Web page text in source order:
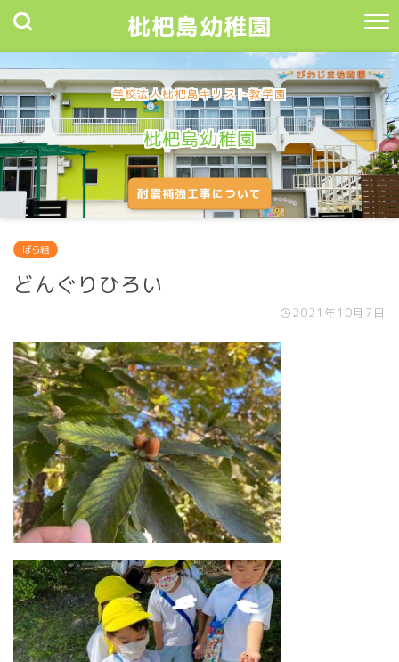
枇杷島幼稚園
学校法人枇杷島キリスト教学園
枇杷島幼稚園
耐震補強工事について
ばら組
どんぐりひろい
2021年10月7日